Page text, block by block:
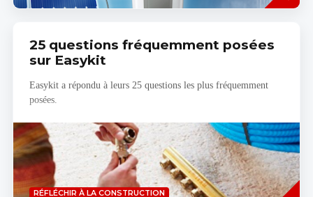
25 questions fréquemment posées
sur Easykit
Easykit a répondu à leurs 25 questions les plus fréquemment
posées.
RÉFLÉCHIR À LA CONSTRUCTION
Savoir